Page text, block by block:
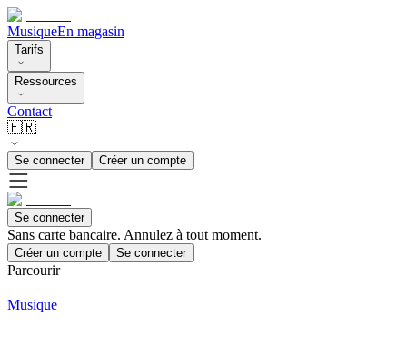
MusiqueEn magasin
Tarifs
Ressources
Contact
🇫🇷
Se connecter Créer un compte
Se connecter
Sans carte bancaire. Annulez à tout moment.
Créer un compte Se connecter
Parcourir
Musique